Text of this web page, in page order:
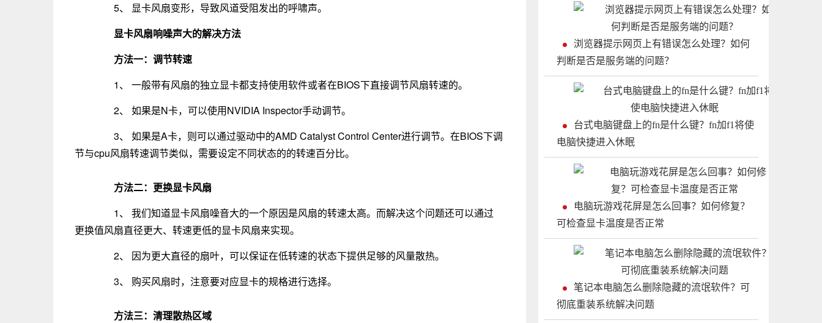
5、 显卡风扇变形，导致风道受阻发出的呼啸声。
显卡风扇响噪声大的解决方法
方法一：调节转速
1、 一般带有风扇的独立显卡都支持使用软件或者在BIOS下直接调节风扇转速的。
2、 如果是N卡，可以使用NVIDIA Inspector手动调节。
3、 如果是A卡，则可以通过驱动中的AMD Catalyst Control Center进行调节。在BIOS下调
节与cpu风扇转速调节类似，需要设定不同状态的的转速百分比。
方法二：更换显卡风扇
1、 我们知道显卡风扇噪音大的一个原因是风扇的转速太高。而解决这个问题还可以通过
更换值风扇直径更大、转速更低的显卡风扇来实现。
2、 因为更大直径的扇叶，可以保证在低转速的状态下提供足够的风量散热。
3、 购买风扇时，注意要对应显卡的规格进行选择。
方法三：清理散热区域
浏览器提示网页上有错误怎么处理？如何
判断是否是服务端的问题？
台式电脑键盘上的fn是什么键？fn加f1将使
电脑快捷进入休眠
电脑玩游戏花屏是怎么回事？如何修复？
可检查显卡温度是否正常
笔记本电脑怎么删除隐藏的流氓软件？可
彻底重装系统解决问题